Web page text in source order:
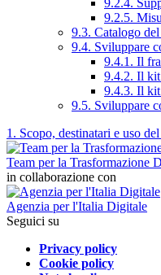
9.2.5.
9.3. Catalogo
9.4. Sviluppare
9.4.1. Il
9.4.2. Il
9.4.3. Il
9.5. Sviluppare
1. Scopo, destinatari e uso
Team per la Trasformazione
in collaborazione con
Agenzia per l'Italia Digitale
Seguici su
Privacy policy
Cookie policy